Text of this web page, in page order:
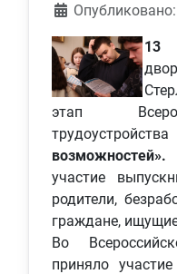
Информация о
13
этап
трудоустройства
возможностей».
участие
родители,
граждане,
Во
приняло